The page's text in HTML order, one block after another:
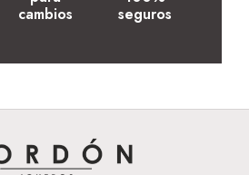
cambios
seguros